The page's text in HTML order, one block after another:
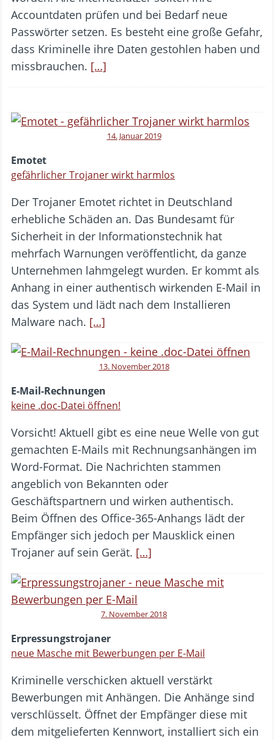
Accountdaten prüfen und bei Bedarf neue
Passwörter setzen. Es besteht eine große Gefahr,
dass Kriminelle ihre Daten gestohlen haben und
missbrauchen. […]
14. Januar 2019
Emotet
gefährlicher Trojaner wirkt harmlos
Der Trojaner Emotet richtet in Deutschland
erhebliche Schäden an. Das Bundesamt für
Sicherheit in der Informationstechnik hat
mehrfach Warnungen veröffentlicht, da ganze
Unternehmen lahmgelegt wurden. Er kommt als
Anhang in einer authentisch wirkenden E-Mail in
das System und lädt nach dem Installieren
Malware nach. […]
13. November 2018
E-Mail-Rechnungen
keine .doc-Datei öffnen!
Vorsicht! Aktuell gibt es eine neue Welle von gut
gemachten E-Mails mit Rechnungsanhängen im
Word-Format. Die Nachrichten stammen
angeblich von Bekannten oder
Geschäftspartnern und wirken authentisch.
Beim Öffnen des Office-365-Anhangs lädt der
Empfänger sich jedoch per Mausklick einen
Trojaner auf sein Gerät. […]
7. November 2018
Erpressungstrojaner
neue Masche mit Bewerbungen per E-Mail
Kriminelle verschicken aktuell verstärkt
Bewerbungen mit Anhängen. Die Anhänge sind
verschlüsselt. Öffnet der Empfänger diese mit
dem mitgelieferten Kennwort, installiert sich ein